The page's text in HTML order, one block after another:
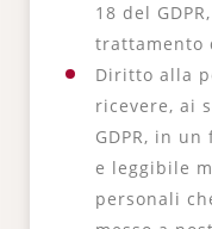
18 del
trattamento
Diritto alla
ricevere, ai
GDPR, in
e leggibile
personali